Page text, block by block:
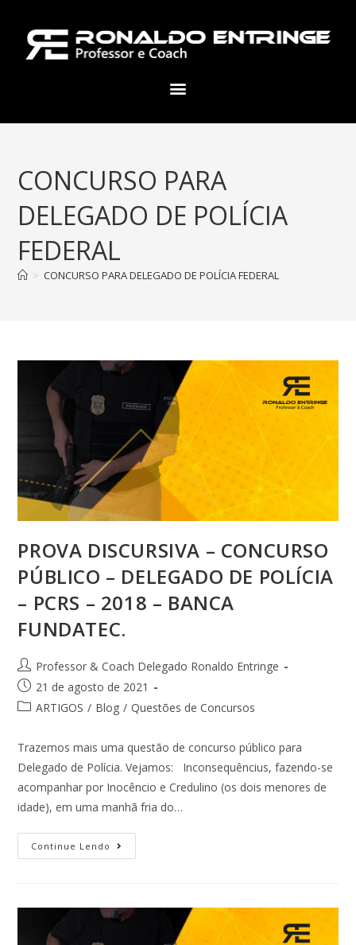
CONCURSO PARA
DELEGADO DE POLÍCIA
FEDERAL
> CONCURSO PARA DELEGADO DE POLÍCIA FEDERAL
PROVA DISCURSIVA – CONCURSO
PÚBLICO – DELEGADO DE POLÍCIA
– PCRS – 2018 – BANCA
FUNDATEC.
Professor & Coach Delegado Ronaldo Entringe
21 de agosto de 2021
ARTIGOS / Blog / Questões de Concursos
Trazemos mais uma questão de concurso público para
Delegado de Polícia. Vejamos: Inconsequêncius, fazendo-se
acompanhar por Inocêncio e Credulino (os dois menores de
idade), em uma manhã fria do…
Continue Lendo